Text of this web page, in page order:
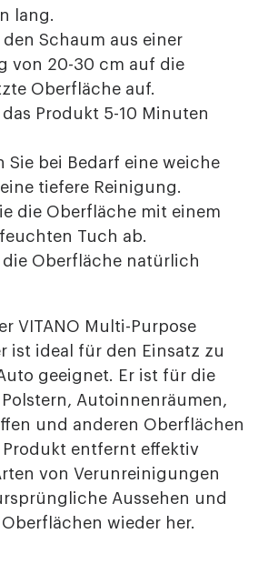
lang.
den Schaum aus einer
von 20-30 cm auf die
Oberfläche auf.
das Produkt 5-10 Minuten
Sie bei Bedarf eine weiche
tiefere Reinigung.
die Oberfläche mit einem
Tuch ab.
die Oberfläche natürlich
VITANO Multi-Purpose
ist ideal für den Einsatz zu
geeignet. Er ist für die
Autoinnenräumen,
und anderen Oberflächen
Produkt entfernt effektiv
von Verunreinigungen
Aussehen und
wieder her.